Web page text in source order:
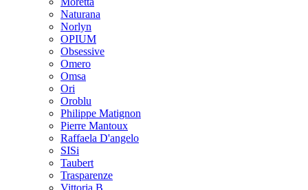
Naturana
Norlyn
OPIUM
Obsessive
Omero
Omsa
Ori
Oroblu
Philippe Matignon
Pierre Mantoux
Raffaela D'angelo
SISi
Taubert
Trasparenze
Vittoria B